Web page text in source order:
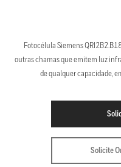
Fotocélula Siemens
outras chamas que emitem luz
de qualquer capacidade,
Solicite